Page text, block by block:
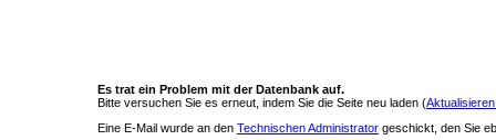
Es trat ein Problem mit der Datenbank auf.
Bitte versuchen Sie es erneut, indem Sie die Seite neu laden (
Eine E-Mail wurde an den Technischen Administrator geschickt, den Sie